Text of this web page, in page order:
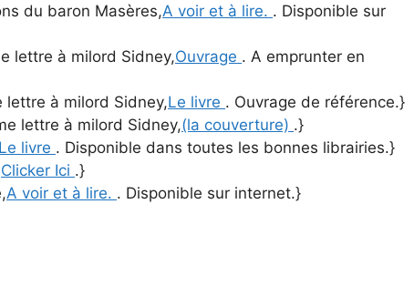
du baron Masères,A voir et à lire. . Disponible sur
lettre à milord Sidney,Ouvrage . A emprunter en
lettre à milord Sidney,Le livre . Ouvrage de référence.}
lettre à milord Sidney,(la couverture) .}
Le livre . Disponible dans toutes les bonnes librairies.}
Clicker Ici .}
A voir et à lire. . Disponible sur internet.}